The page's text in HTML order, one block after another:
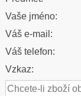
Vaše jméno:
Váš e-mail:
Váš telefon:
Vzkaz: